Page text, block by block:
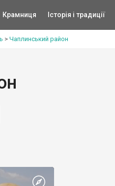
Крамниця Історія і традиції
> Чаплинський район